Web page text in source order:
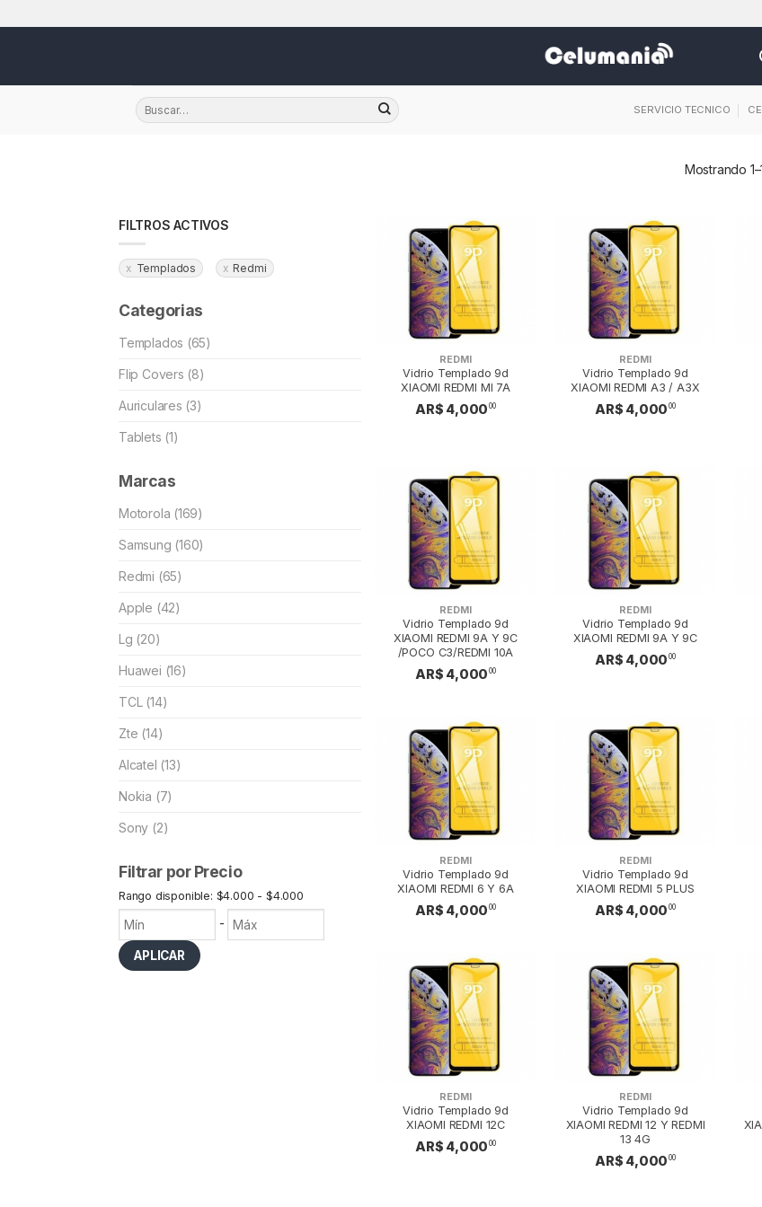
SERVICIO TECNICO
Mostrando
FILTROS ACTIVOS
Templados Redmi
Categorias
Templados (65)
Flip Covers (8)
Auriculares (3)
Tablets (1)
Marcas
Motorola (169)
Samsung (160)
Redmi (65)
Apple (42)
Lg (20)
Huawei (16)
TCL (14)
Zte (14)
Alcatel (13)
Nokia (7)
Sony (2)
Filtrar por Precio
Rango disponible: $4.000 - $4.000
-
APLICAR
REDMI
Vidrio Templado 9d
XIAOMI REDMI MI 7A
AR$ 4,000 00
REDMI
Vidrio Templado 9d
XIAOMI REDMI A3 / A3X
AR$ 4,000 00
REDMI
Vidrio Templado 9d
XIAOMI REDMI 9A Y 9C
/POCO C3/REDMI 10A
AR$ 4,000 00
REDMI
Vidrio Templado 9d
XIAOMI REDMI 9A Y 9C
AR$ 4,000 00
REDMI
Vidrio Templado 9d
XIAOMI REDMI 6 Y 6A
AR$ 4,000 00
REDMI
Vidrio Templado 9d
XIAOMI REDMI 5 PLUS
AR$ 4,000 00
REDMI
Vidrio Templado 9d
XIAOMI REDMI 12C
AR$ 4,000 00
REDMI
Vidrio Templado 9d
XIAOMI REDMI 12 Y REDMI
13 4G
AR$ 4,000 00